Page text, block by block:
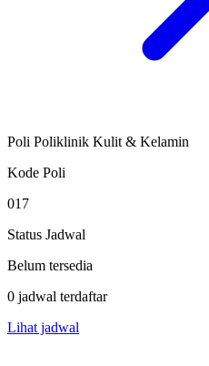
Poli Poliklinik Kulit & Kelamin
Kode Poli
017
Status Jadwal
Belum tersedia
0 jadwal terdaftar
Lihat jadwal